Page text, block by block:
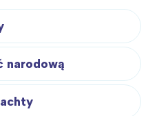
narodową